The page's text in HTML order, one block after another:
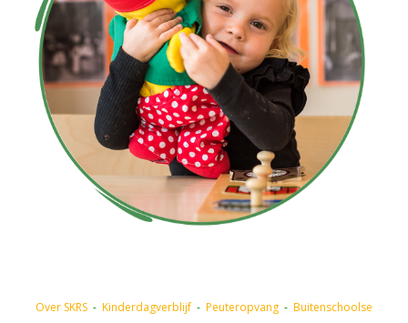
Over SKRS - Kinderdagverblijf - Peuteropvang - Buitenschoolse